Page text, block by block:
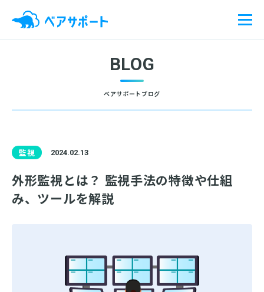
導入事例
ブログ
BLOG
ベアサポートブログ
監視 2024.02.13
外形監視とは？ 監視手法の特徴や仕組
み、ツールを解説